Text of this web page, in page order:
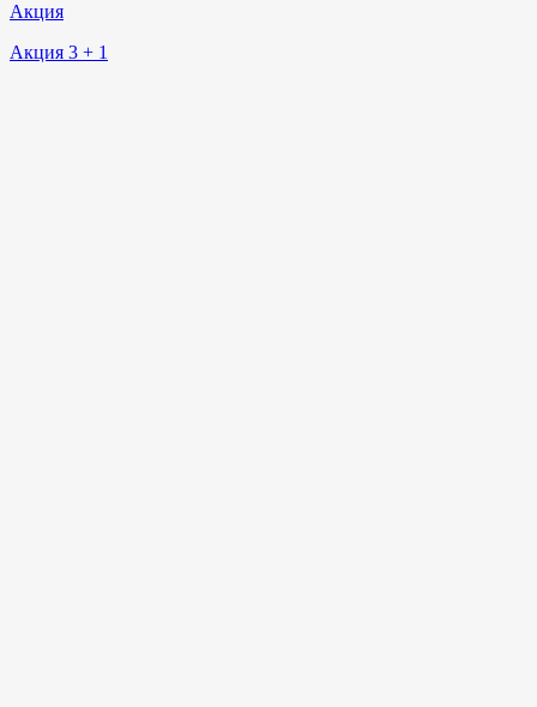
Акция
Акция 3 + 1